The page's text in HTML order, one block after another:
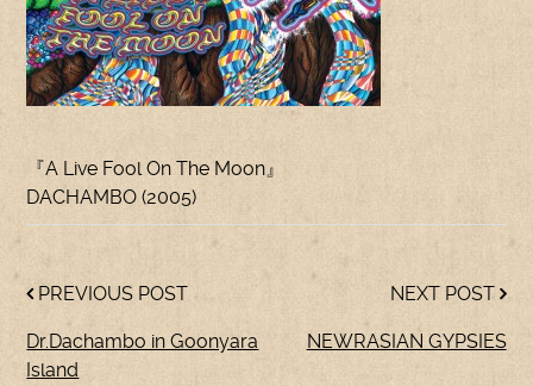
『A Live Fool On The Moon』
DACHAMBO (2005)
PREVIOUS POST
Dr.Dachambo in Goonyara
Island
NEXT POST
NEWRASIAN GYPSIES